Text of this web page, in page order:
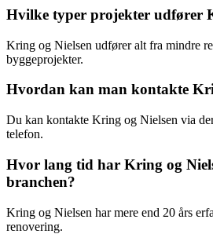
Hvilke typer projekter udfører
Kring og Nielsen udfører alt fra mindre
byggeprojekter.
Hvordan kan man kontakte
Du kan kontakte Kring og Nielsen via
telefon.
Hvor lang tid har Kring og
branchen?
Kring og Nielsen har mere end 20 års
renovering.